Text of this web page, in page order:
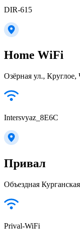
DIR-615
Home WiFi
Озёрная ул., Круглое,
Intersvyaz_8E6C
Привал
Объездная
Prival-WiFi